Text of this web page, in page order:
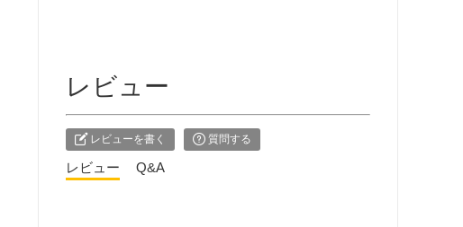
レビュー
レビューを書く 質問する
レビュー Q&A